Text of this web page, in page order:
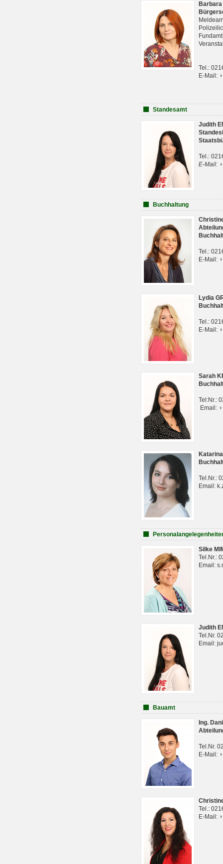
Tel.:
E-Mail:
Standesamt
Judith
Tel.:
E-Mail:
Buchhaltung
Tel.:
E-Mail:
Lydia
Tel.:
E-Mail:
Sarah
Tel:Nr.:
Email:
Tel.Nr.:
Email:
Silke
Tel.Nr.:
Email:
Judith
Tel.Nr.
Email:
Bauamt
Ing.
Tel.Nr.
E-Mail:
Tel.:
E-Mail: